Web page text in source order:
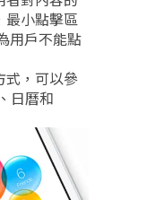
最小點擊區
用戶不能點
式，可以參
日曆和